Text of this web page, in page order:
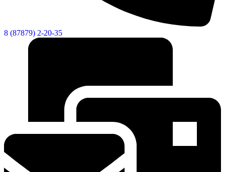
8 (87879) 2-20-35